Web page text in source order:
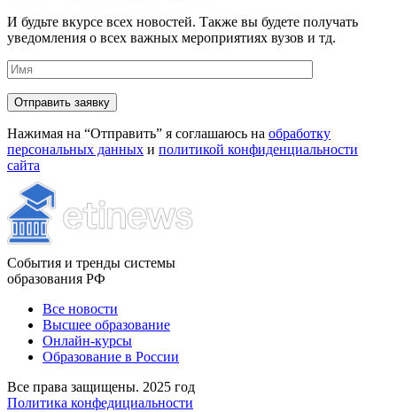
И будьте вкурсе всех новостей. Также вы будете получать
уведомления о всех важных мероприятиях вузов и тд.
Нажимая на “Отправить” я соглашаюсь на обработку
персональных данных и политикой конфиденциальности
сайта
События и тренды системы
образования РФ
Все новости
Высшее образование
Онлайн-курсы
Образование в России
Все права защищены. 2025 год
Политика конфедициальности